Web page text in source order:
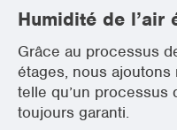
Humidité de l’air
Grâce au processus
étages, nous ajoutons
telle qu’un
toujours garanti.